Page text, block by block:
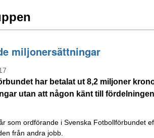
miljonersättningar
har betalat ut 8,2 miljoner
utan att någon känt till
som ordförande i Svenska Fotbollförbundet
från andra jobb.